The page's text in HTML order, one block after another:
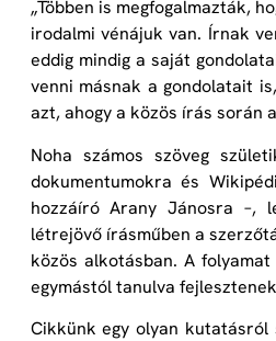
„Többen is megfogalmazták,
irodalmi vénájuk van. Írnak
eddig mindig a saját
venni másnak a gondolatait
azt, ahogy a közös írás
Noha számos szöveg
dokumentumokra és
hozzáíró Arany Jánosra –,
létrejövő írásműben a
közös alkotásban. A
egymástól tanulva
Cikkünk egy olyan